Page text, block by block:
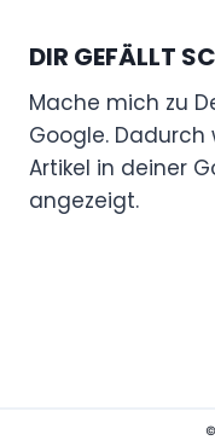
DIR GEFÄLLT
Mache mich zu
Google.
Artikel in deiner
angezeigt.
©